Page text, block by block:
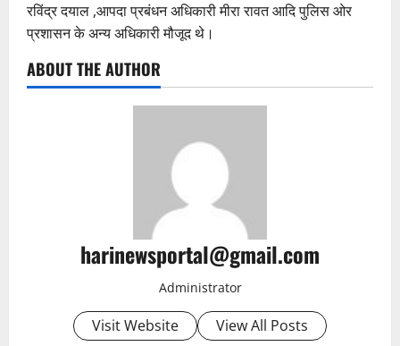
रविंद्र दयाल ,आपदा प्रबंधन अधिकारी मीरा रावत आदि पुलिस ओर
प्रशासन के अन्य अधिकारी मौजूद थे।
ABOUT THE AUTHOR
harinewsportal@gmail.com
Administrator
Visit Website View All Posts